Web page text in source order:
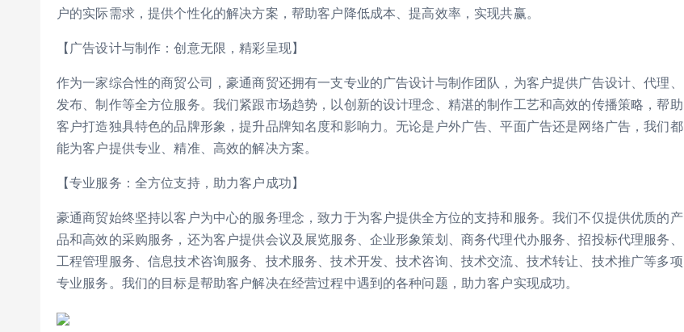
户的实际需求，提供个性化的解决方案，帮助客户降低成本、提高效率，实现共赢。
【广告设计与制作：创意无限，精彩呈现】
作为一家综合性的商贸公司，豪通商贸还拥有一支专业的广告设计与制作团队，为客户提供广告设计、代理、
发布、制作等全方位服务。我们紧跟市场趋势，以创新的设计理念、精湛的制作工艺和高效的传播策略，帮助
客户打造独具特色的品牌形象，提升品牌知名度和影响力。无论是户外广告、平面广告还是网络广告，我们都
能为客户提供专业、精准、高效的解决方案。
【专业服务：全方位支持，助力客户成功】
豪通商贸始终坚持以客户为中心的服务理念，致力于为客户提供全方位的支持和服务。我们不仅提供优质的产
品和高效的采购服务，还为客户提供会议及展览服务、企业形象策划、商务代理代办服务、招投标代理服务、
工程管理服务、信息技术咨询服务、技术服务、技术开发、技术咨询、技术交流、技术转让、技术推广等多项
专业服务。我们的目标是帮助客户解决在经营过程中遇到的各种问题，助力客户实现成功。